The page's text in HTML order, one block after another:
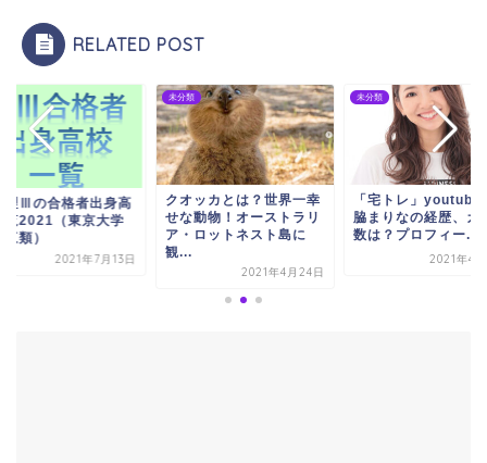
RELATED POST
理Ⅲの合格者出身高
覧2021（東京大学
類）
2021年7月13日
未分類
クオッカとは？世界一幸
せな動物！オーストラリ
ア・ロットネスト島に
観...
2021年4月24日
未分類
「宅トレ」
脇まりなの経歴、カ
数は？プロフィー...
2021年4